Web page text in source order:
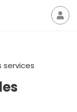
services